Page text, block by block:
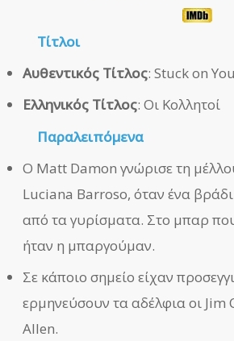
Τίτλοι
Αυθεντικός Τίτλος: Stuck on You
Ελληνικός Τίτλος: Οι Κολλητοί
Παραλειπόμενα
Ο Matt Damon γνώρισε τη
Luciana Barroso, όταν ένα
από τα γυρίσματα. Στο μπαρ
ήταν η μπαργούμαν.
Σε κάποιο σημείο είχαν
ερμηνεύσουν τα αδέλφια οι Jim
Allen.